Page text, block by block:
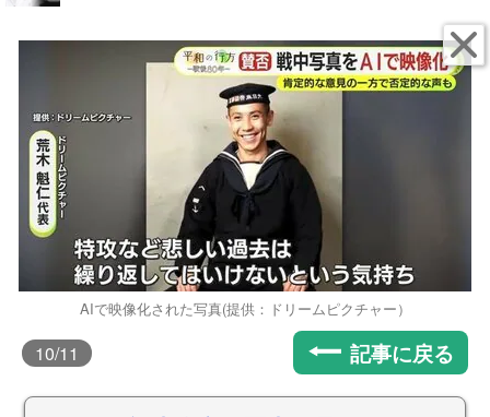
AIで映像化された写真(提供：ドリームピクチャー）
10/11 記事に戻る